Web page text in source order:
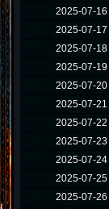
2025-07-16
2025-07-17
2025-07-18
2025-07-19
2025-07-20
2025-07-21
2025-07-22
2025-07-23
2025-07-24
2025-07-25
2025-07-26